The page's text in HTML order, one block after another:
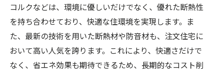
コルクなどは、環境に優しいだけでなく、優れた断熱性
を持ち合わせており、快適な住環境を実現します。ま
た、最新の技術を用いた断熱材や防音材も、注文住宅に
おいて高い人気を誇ります。これにより、快適さだけで
なく、省エネ効果も期待できるため、長期的なコスト削